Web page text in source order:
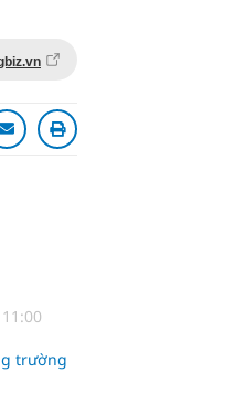
trường